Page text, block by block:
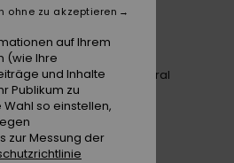
Laurel Green Dream Big Floral
auf Ihrem
(wie Ihre
und Inhalte
Publikum zu
so einstellen,
zur Messung der
ohne zu akzeptieren